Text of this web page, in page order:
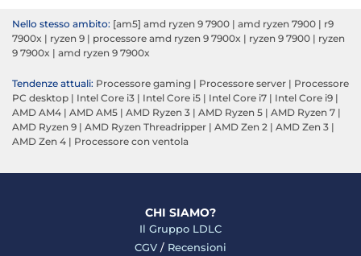
Nello stesso ambito: [am5] amd ryzen 9 7900 | amd ryzen 7900 | r9
7900x | ryzen 9 | processore amd ryzen 9 7900x | ryzen 9 7900 | ryzen
9 7900x | amd ryzen 9 7900x
Tendenze attuali: Processore gaming | Processore server | Processore
PC desktop | Intel Core i3 | Intel Core i5 | Intel Core i7 | Intel Core i9 |
AMD AM4 | AMD AM5 | AMD Ryzen 3 | AMD Ryzen 5 | AMD Ryzen 7 |
AMD Ryzen 9 | AMD Ryzen Threadripper | AMD Zen 2 | AMD Zen 3 |
AMD Zen 4 | Processore con ventola
CHI SIAMO?
Il Gruppo LDLC
CGV / Recensioni